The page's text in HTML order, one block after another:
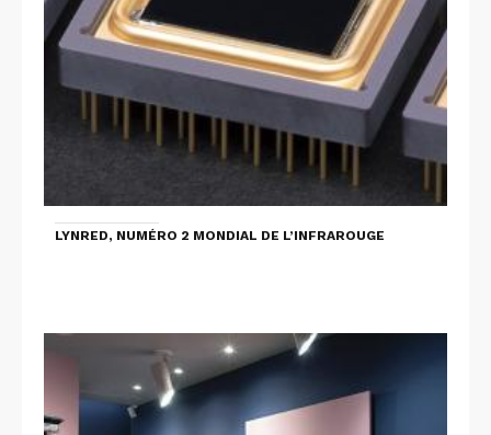
LYNRED, NUMÉRO 2 MONDIAL DE L’INFRAROUGE